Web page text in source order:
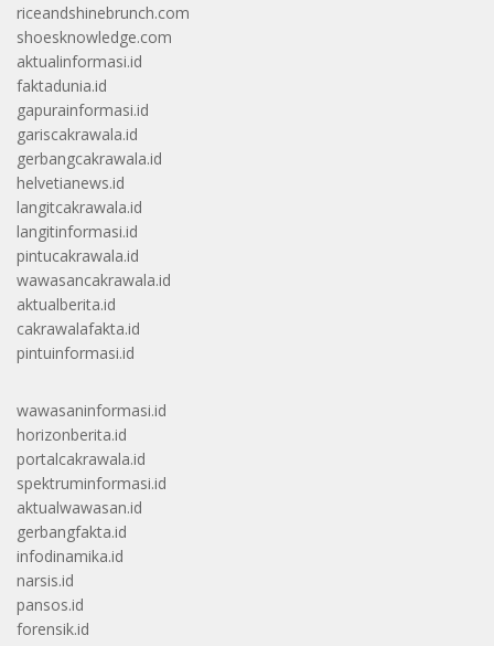
riceandshinebrunch.com
shoesknowledge.com
aktualinformasi.id
faktadunia.id
gapurainformasi.id
gariscakrawala.id
gerbangcakrawala.id
helvetianews.id
langitcakrawala.id
langitinformasi.id
pintucakrawala.id
wawasancakrawala.id
aktualberita.id
cakrawalafakta.id
pintuinformasi.id
wawasaninformasi.id
horizonberita.id
portalcakrawala.id
spektruminformasi.id
aktualwawasan.id
gerbangfakta.id
infodinamika.id
narsis.id
pansos.id
forensik.id